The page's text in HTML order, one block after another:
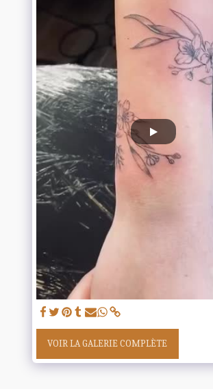
VOIR LA GALERIE COMPLÈTE